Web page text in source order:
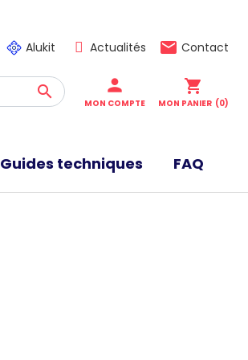
Alukit Actualités email Contact
 person
MON COMPTE
shopping_cart
MON PANIER (0)
Guides techniques FAQ